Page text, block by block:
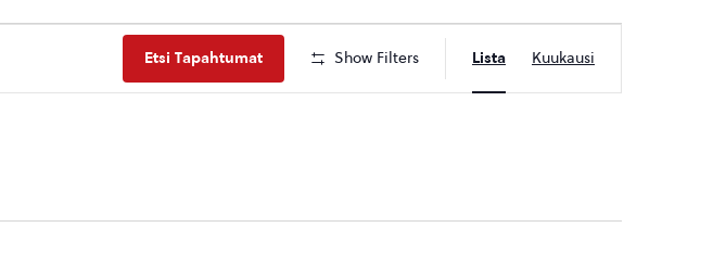
Etsi Tapahtumat Show Filters
Views
Navigation
Lista Kuukausi